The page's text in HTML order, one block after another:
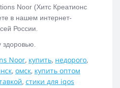
Noor (Хитс Креатионс
в нашем интернет-
России.
Noor, купить, недорого,
, омск, купить оптом
, стики для iqos